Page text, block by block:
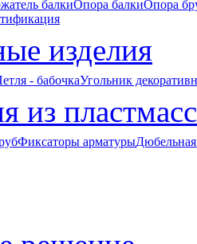
балкиОпора балкиОпора
изделия
- бабочкаУгольник
из
Фиксаторы арматуры